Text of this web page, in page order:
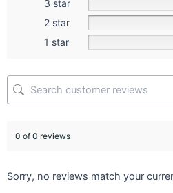
3 star
2 star
1 star
0 of 0 reviews
Sorry, no reviews match your